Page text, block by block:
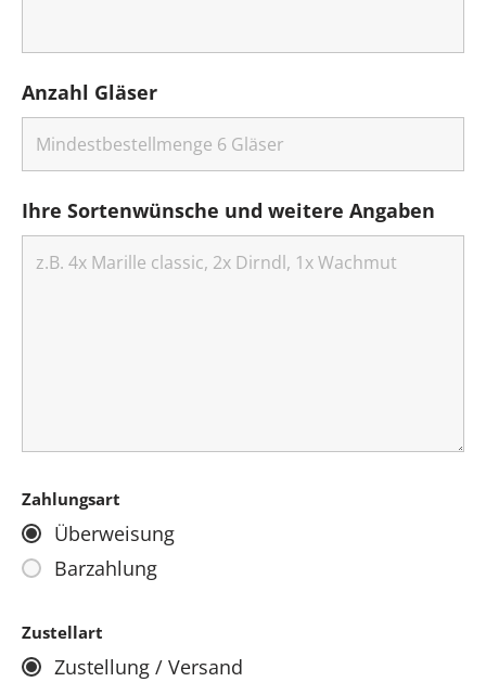
Anzahl Gläser
Ihre Sortenwünsche und weitere Angaben
Zahlungsart
Überweisung
Barzahlung
Zustellart
Zustellung / Versand